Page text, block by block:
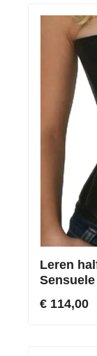
Leren
€ 114,00